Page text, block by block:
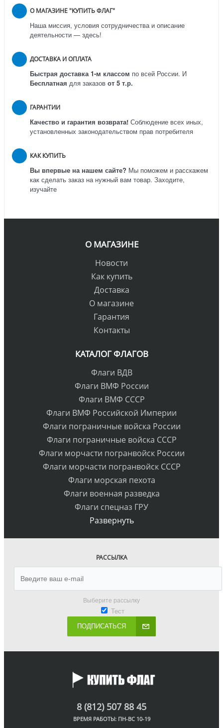
О МАГАЗИНЕ "КУПИТЬ ФЛАГ"
Наша миссия, условия сотрудничества и описание
деятельности — здесь!
ДОСТАВКА И ОПЛАТА
Быстрая доставка 1-м классом по всей России. И
Бесплатная для заказов от 5 т.р.
ГАРАНТИИ
Качество и гарантия возврата! Соблюдение всех иных,
установленных законодательством прав потребителя
КАК КУПИТЬ
Вы впервые на нашем сайте? Мы поможем и расскажем
как сделать заказ на нужный вам товар. Заходите,
изучайте
О МАГАЗИНЕ
Новости
Как купить
Доставка
О магазине
Гарантия
Контакты
КАТАЛОГ ФЛАГОВ
Флаги ВДВ
Флаги ВМФ России
Флаги ВМФ СССР
Флаги ВМФ Российской Империи
Флаги пограничные войска России
Флаги пограничные войска СССР
Флаги морчасти погранвойск России
Флаги морчасти погранвойск СССР
Флаги морская пехота
Флаги военная разведка
Флаги спецназ ГРУ
Развернуть
РАССЫЛКА
Выберите рассылку
Тест
ПОДПИСАТЬСЯ
8 (812) 507 88 45
ВРЕМЯ РАБОТЫ: ПН-ВС 10-19